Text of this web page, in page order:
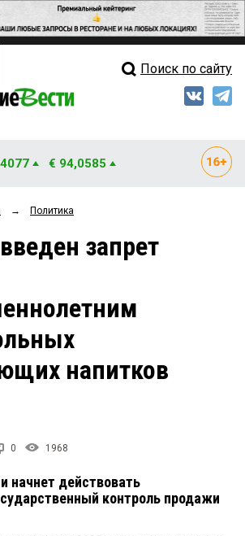
Свежий выпуск
Рейтинги
Архив
Поиск по сайту
€ 94,0585
→ Политика
запрет
напитков
0 1968
начнет действовать
контроль продажи